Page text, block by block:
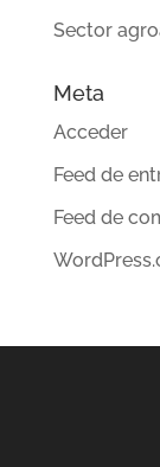
Sector
Meta
Acceder
Feed de
Feed de